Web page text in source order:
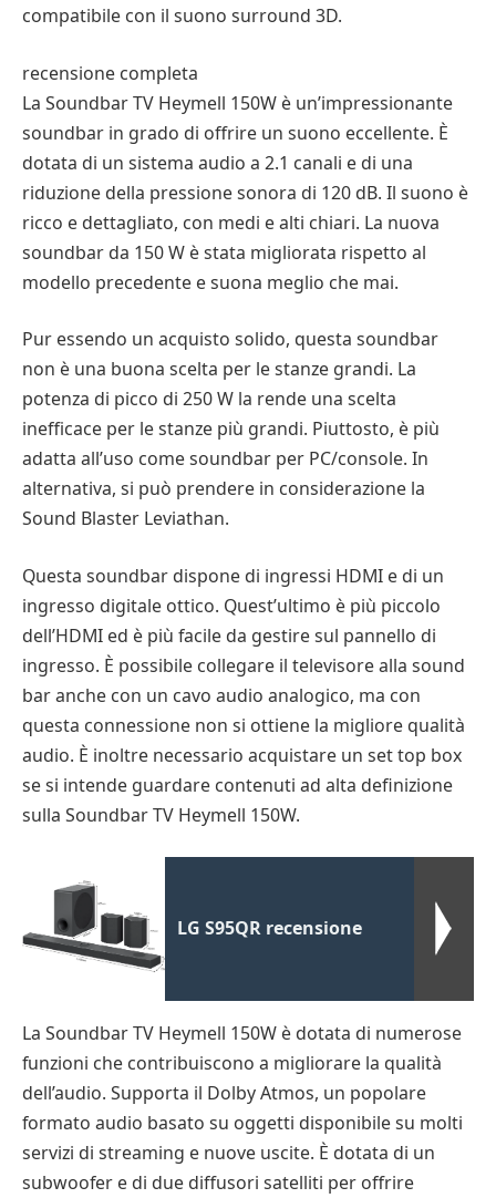
compatibile con il suono surround 3D.
recensione completa
La Soundbar TV Heymell 150W è un’impressionante
soundbar in grado di offrire un suono eccellente. È
dotata di un sistema audio a 2.1 canali e di una
riduzione della pressione sonora di 120 dB. Il suono è
ricco e dettagliato, con medi e alti chiari. La nuova
soundbar da 150 W è stata migliorata rispetto al
modello precedente e suona meglio che mai.
Pur essendo un acquisto solido, questa soundbar
non è una buona scelta per le stanze grandi. La
potenza di picco di 250 W la rende una scelta
inefficace per le stanze più grandi. Piuttosto, è più
adatta all’uso come soundbar per PC/console. In
alternativa, si può prendere in considerazione la
Sound Blaster Leviathan.
Questa soundbar dispone di ingressi HDMI e di un
ingresso digitale ottico. Quest’ultimo è più piccolo
dell’HDMI ed è più facile da gestire sul pannello di
ingresso. È possibile collegare il televisore alla sound
bar anche con un cavo audio analogico, ma con
questa connessione non si ottiene la migliore qualità
audio. È inoltre necessario acquistare un set top box
se si intende guardare contenuti ad alta definizione
sulla Soundbar TV Heymell 150W.
LG S95QR recensione
La Soundbar TV Heymell 150W è dotata di numerose
funzioni che contribuiscono a migliorare la qualità
dell’audio. Supporta il Dolby Atmos, un popolare
formato audio basato su oggetti disponibile su molti
servizi di streaming e nuove uscite. È dotata di un
subwoofer e di due diffusori satelliti per offrire